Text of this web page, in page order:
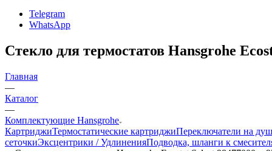
Telegram
WhatsApp
Стекло для термостатов Hansgrohe
Главная
—
Каталог
—
Комплектующие Hansgrohe
КартриджиТермостатические картриджиПереключатели на душ
сеточкиЭксцентрики / УдлиненияПодводка, шланги к